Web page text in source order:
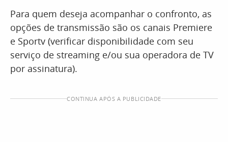
Para quem deseja acompanhar o confronto, as
opções de transmissão são os canais Premiere
e Sportv (verificar disponibilidade com seu
serviço de streaming e/ou sua operadora de TV
por assinatura).
CONTINUA APÓS A PUBLICIDADE